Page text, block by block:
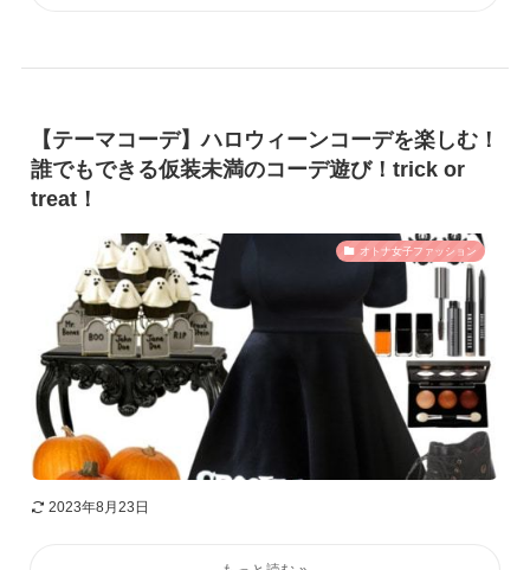
【テーマコーデ】ハロウィーンコーデを楽しむ！
誰でもできる仮装未満のコーデ遊び！trick or
treat！
オトナ女子ファッション
2023年8月23日